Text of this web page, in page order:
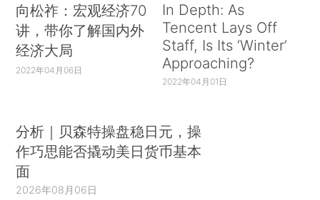
向松祚：宏观经济70
讲，带你了解国内外
经济大局
2022年04月06日
In Depth: As
Tencent Lays Off
Staff, Is Its ‘Winter’
Approaching?
2022年04月01日
分析｜贝森特操盘稳日元，操
作巧思能否撬动美日货币基本
面
2026年08月06日